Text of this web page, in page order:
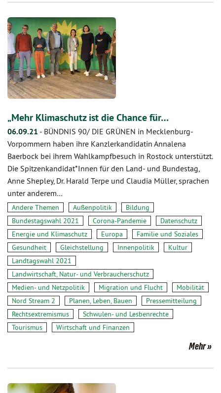
„Mehr Klimaschutz ist die Chance für…
06.09.21 - BÜNDNIS 90/ DIE GRÜNEN in Mecklenburg-
Vorpommern haben ihre Kanzlerkandidatin Annalena
Baerbock bei ihrem Wahlkampfbesuch in Rostock unterstützt.
Die Spitzenkandidat*Innen für den Land- und Bundestag,
Anne Shepley, Dr. Harald Terpe und Claudia Müller, sprachen
unter anderem…
Andere Themen Außenpolitik
Bildung
Bundestagswahl 2021
Corona-Pandemie
Datenschutz
Energie und Klimaschutz
Europa
Familie und Soziales
Gesundheit
Gleichstellung Innenpolitik
Kultur
Landtagswahl 2021
Landwirtschaft, Natur- und Verbraucherschutz
Medien- und Netzpolitik
Migration und Flucht
Mobilität
Nord Stream 2
Planen, Leben, Bauen
Pressemitteilung
Rechtsextremismus
Schwulen- und Lesbenrechte
Tourismus
Wirtschaft und Finanzen
Mehr